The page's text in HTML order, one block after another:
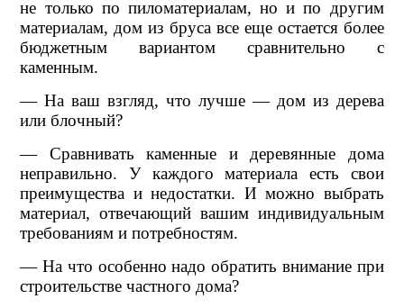
не только по пиломатериалам, но и по другим
материалам, дом из бруса все еще остается более
бюджетным вариантом сравнительно с
каменным.
— На ваш взгляд, что лучше — дом из дерева
или блочный?
— Сравнивать каменные и деревянные дома
неправильно. У каждого материала есть свои
преимущества и недостатки. И можно выбрать
материал, отвечающий вашим индивидуальным
требованиям и потребностям.
— На что особенно надо обратить внимание при
строительстве частного дома?